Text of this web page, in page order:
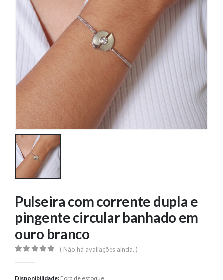
Pulseira com corrente dupla e
pingente circular banhado em
ouro branco
( Não há avaliações ainda. )
Disponibilidade: Fora de estoque